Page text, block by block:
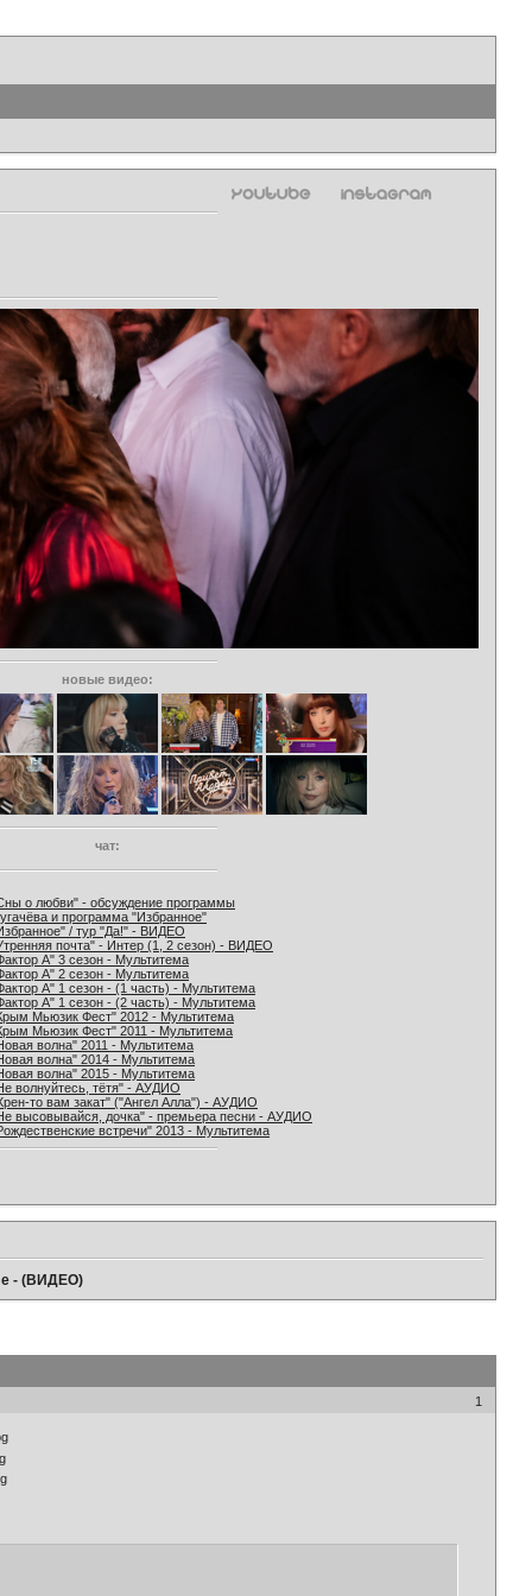
новые видео:
чат:
о любви" - обсуждение программы
и программа "Избранное"
/ тур "Да!" - ВИДЕО
почта" - Интер (1, 2 сезон) - ВИДЕО
А" 3 сезон - Мультитема
А" 2 сезон - Мультитема
А" 1 сезон - (1 часть) - Мультитема
А" 1 сезон - (2 часть) - Мультитема
Мьюзик Фест" 2012 - Мультитема
Мьюзик Фест" 2011 - Мультитема
волна" 2011 - Мультитема
волна" 2014 - Мультитема
волна" 2015 - Мультитема
волнуйтесь, тётя" - АУДИО
то вам закат" ("Ангел Алла") - АУДИО
высовывайся, дочка" - премьера песни - АУДИО
встречи" 2013 - Мультитема
- (ВИДЕО)
1